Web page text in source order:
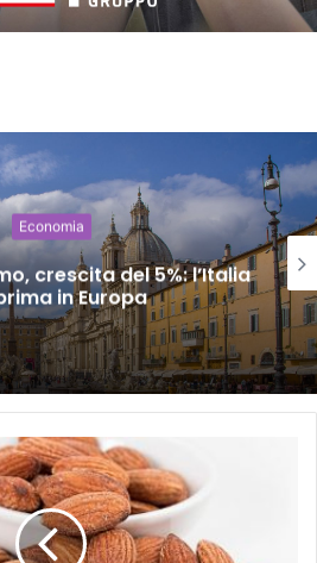
Economia
crescita del 5%: l’Italia
in Europa